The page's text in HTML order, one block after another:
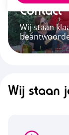
Contact
Wij staan
Wij staan